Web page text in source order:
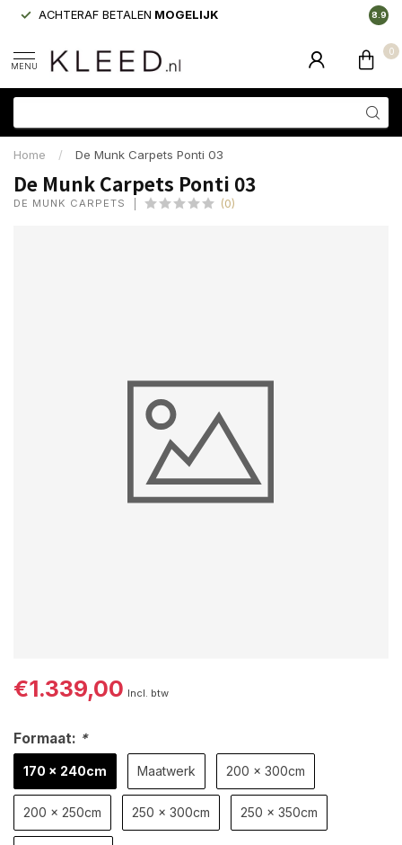
ACHTERAF BETALEN MOGELIJK 8.9
MENU
0
Home / De Munk Carpets Ponti 03
De Munk Carpets Ponti 03
DE MUNK CARPETS (0)
€1.339,00 Incl. btw
Formaat: *
170 x 240cm Maatwerk 200 x 300cm
200 x 250cm 250 x 300cm 250 x 350cm